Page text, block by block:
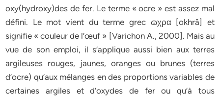
oxy(hydroxy)des de fer. Le terme « ocre » est assez mal
défini. Le mot vient du terme grec ɷχρα [okhrâ] et
signifie « couleur de l’œuf » [Varichon A., 2000]. Mais au
vue de son emploi, il s’applique aussi bien aux terres
argileuses rouges, jaunes, oranges ou brunes (terres
d’ocre) qu’aux mélanges en des proportions variables de
certaines argiles et d’oxydes de fer ou qu’à tous